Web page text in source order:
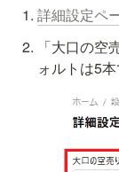
詳細設定ペ
「大口の
ォルトは5本